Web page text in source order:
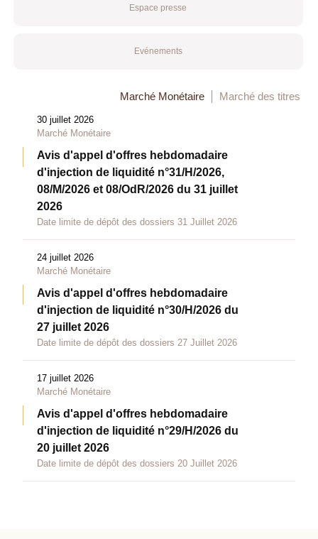
Espace presse
Evénements
Marché Monétaire Marché des titres
30 juillet 2026
Marché Monétaire
Avis d'appel d'offres hebdomadaire
d'injection de liquidité n°31/H/2026,
08/M/2026 et 08/OdR/2026 du 31 juillet
2026
Date limite de dépôt des dossiers 31 Juillet 2026
24 juillet 2026
Marché Monétaire
Avis d'appel d'offres hebdomadaire
d'injection de liquidité n°30/H/2026 du
27 juillet 2026
Date limite de dépôt des dossiers 27 Juillet 2026
17 juillet 2026
Marché Monétaire
Avis d'appel d'offres hebdomadaire
d'injection de liquidité n°29/H/2026 du
20 juillet 2026
Date limite de dépôt des dossiers 20 Juillet 2026